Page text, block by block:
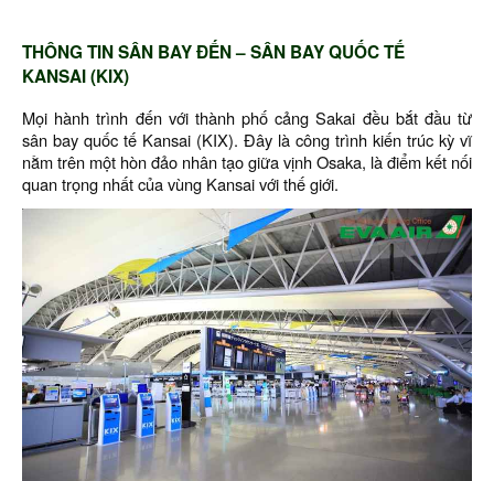
THÔNG TIN SÂN BAY ĐẾN – SÂN BAY QUỐC TẾ
KANSAI (KIX)
Mọi hành trình đến với thành phố cảng Sakai đều bắt đầu từ
sân bay quốc tế Kansai (KIX). Đây là công trình kiến trúc kỳ vĩ
nằm trên một hòn đảo nhân tạo giữa vịnh Osaka, là điểm kết nối
quan trọng nhất của vùng Kansai với thế giới.